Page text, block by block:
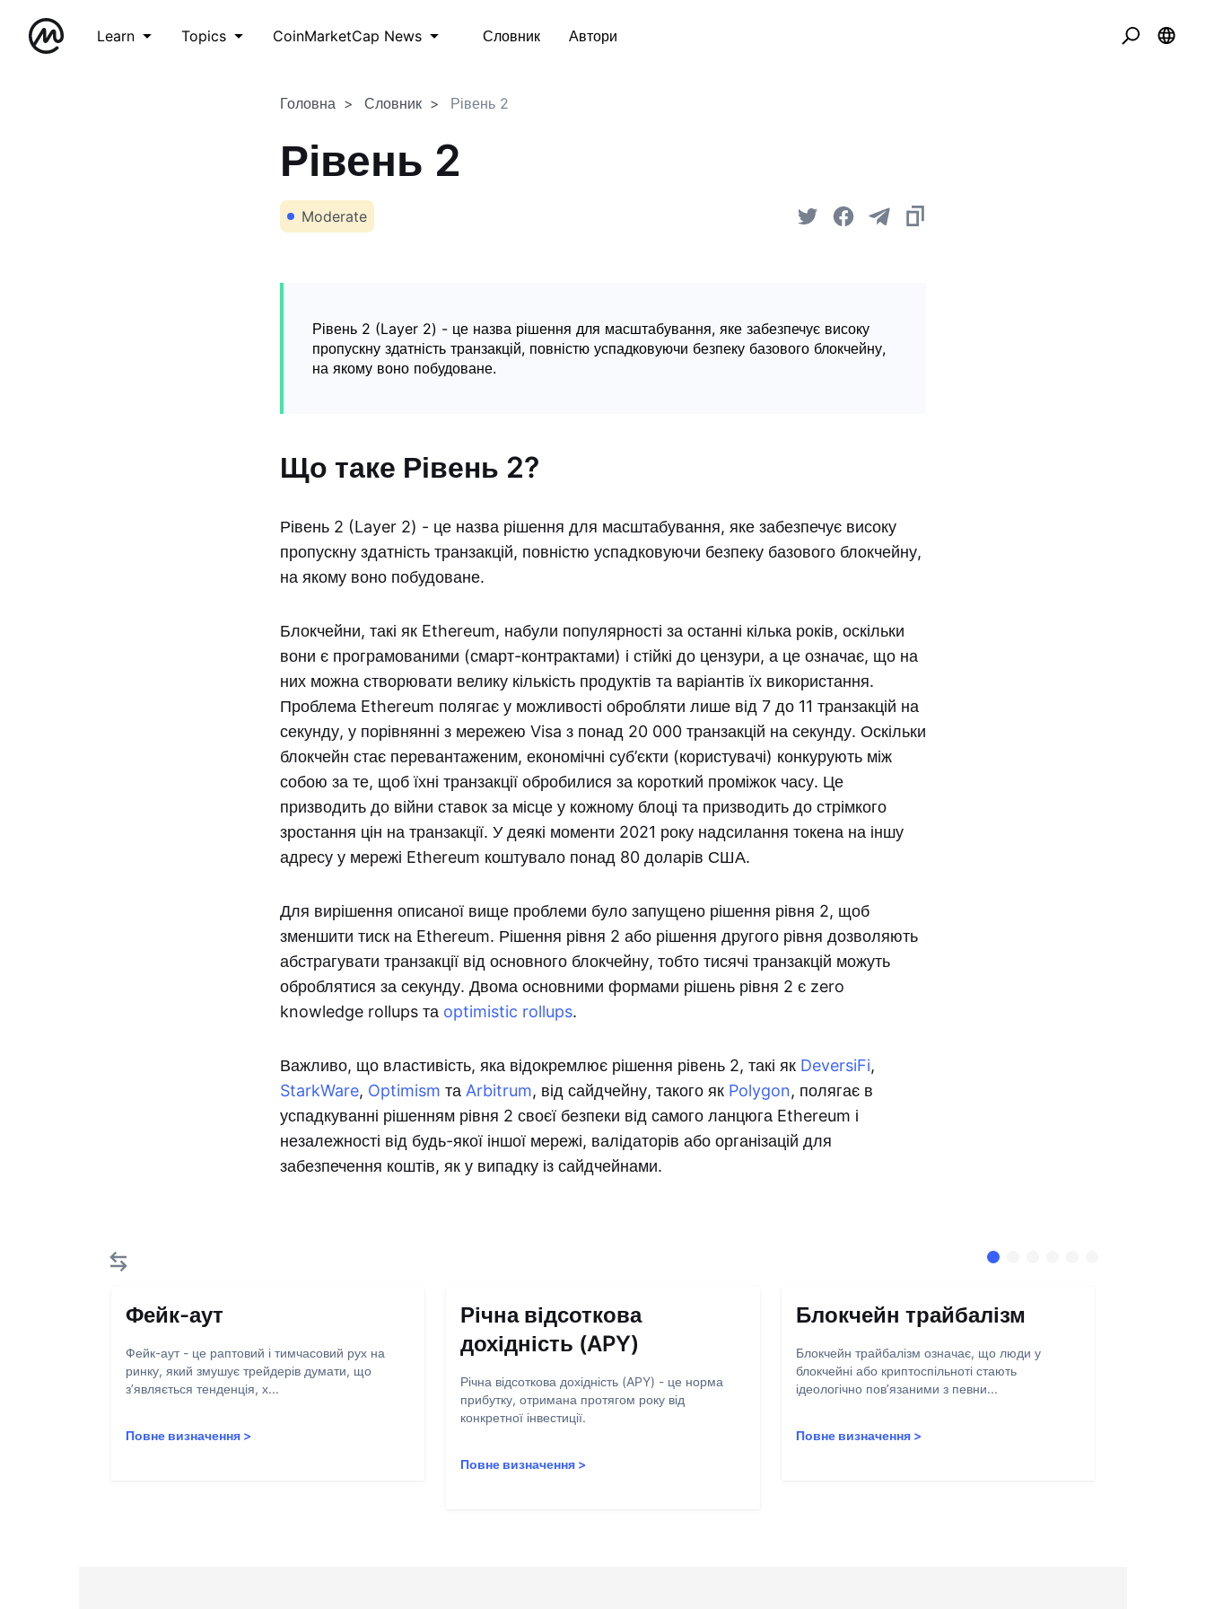
Learn Topics CoinMarketCap News Словник Автори
Головна Словник Рівень 2
Рівень 2
Moderate
Рівень 2 (Layer 2) - це назва рішення для масштабування, яке забезпечує високу
пропускну здатність транзакцій, повністю успадковуючи безпеку базового блокчейну,
на якому воно побудоване.
Що таке Рівень 2?
Рівень 2 (Layer 2) - це назва рішення для масштабування, яке забезпечує високу
пропускну здатність транзакцій, повністю успадковуючи безпеку базового блокчейну,
на якому воно побудоване.
Блокчейни, такі як Ethereum, набули популярності за останні кілька років, оскільки
вони є програмованими (смарт-контрактами) і стійкі до цензури, а це означає, що на
них можна створювати велику кількість продуктів та варіантів їх використання.
Проблема Ethereum полягає у можливості обробляти лише від 7 до 11 транзакцій на
секунду, у порівнянні з мережею Visa з понад 20 000 транзакцій на секунду. Оскільки
блокчейн стає перевантаженим, економічні суб’єкти (користувачі) конкурують між
собою за те, щоб їхні транзакції обробилися за короткий проміжок часу. Це
призводить до війни ставок за місце у кожному блоці та призводить до стрімкого
зростання цін на транзакції. У деякі моменти 2021 року надсилання токена на іншу
адресу у мережі Ethereum коштувало понад 80 доларів США.
Для вирішення описаної вище проблеми було запущено рішення рівня 2, щоб
зменшити тиск на Ethereum. Рішення рівня 2 або рішення другого рівня дозволяють
абстрагувати транзакції від основного блокчейну, тобто тисячі транзакцій можуть
оброблятися за секунду. Двома основними формами рішень рівня 2 є zero
knowledge rollups та optimistic rollups.
Важливо, що властивість, яка відокремлює рішення рівень 2, такі як DeversiFi,
StarkWare, Optimism та Arbitrum, від сайдчейну, такого як Polygon, полягає в
успадкуванні рішенням рівня 2 своєї безпеки від самого ланцюга Ethereum і
незалежності від будь-якої іншої мережі, валідаторів або організацій для
забезпечення коштів, як у випадку із сайдчейнами.
Фейк-аут
Фейк-аут - це раптовий і тимчасовий рух на
ринку, який змушує трейдерів думати, що
з’являється тенденція, х...
Повне визначення >
Річна відсоткова
дохідність (APY)
Річна відсоткова дохідність (APY) - це норма
прибутку, отримана протягом року від
конкретної інвестиції.
Повне визначення >
Блокчейн трайбалізм
Блокчейн трайбалізм означає, що люди у
блокчейні або криптоспільноті стають
ідеологічно пов’язаними з певни...
Повне визначення>